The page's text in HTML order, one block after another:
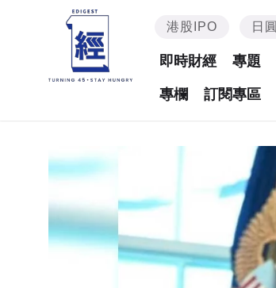
港股IPO 日圓
即時財經 專題
專欄 訂閱專區